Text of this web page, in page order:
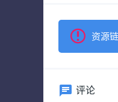
资源
评论